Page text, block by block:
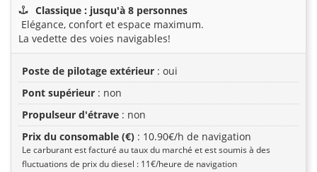
Classique : jusqu'à 8 personnes
Elégance, confort et espace maximum.
La vedette des voies navigables!
Poste de pilotage extérieur : oui
Pont supérieur : non
Propulseur d'étrave : non
Prix du consomable (€) : 10.90€/h de navigation
Le carburant est facturé au taux du marché et est soumis à des
fluctuations de prix du diesel : 11€/heure de navigation